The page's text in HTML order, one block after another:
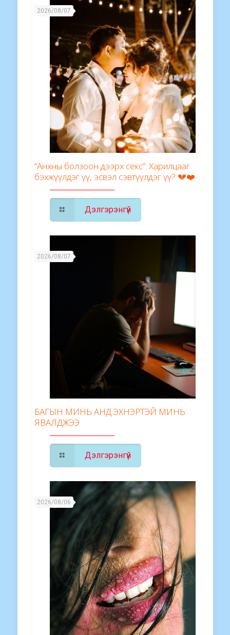
2026/08/07
“Анхны болзоон дээрх секс”: Харилцааг
бэхжүүлдэг үү, эсвэл сэвтүүлдэг үү? 💔❤️
Дэлгэрэнгүй
2026/08/07
БАГЫН МИНЬ АНД ЭХНЭРТЭЙ МИНЬ
ЯВАЛДЖЭЭ
Дэлгэрэнгүй
2026/08/06